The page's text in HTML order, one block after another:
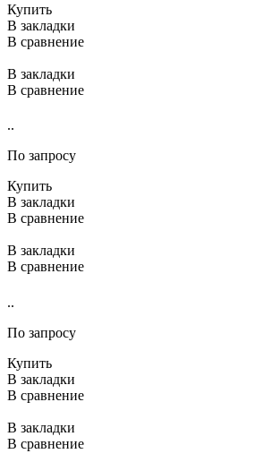
Купить
В закладки
В сравнение
В закладки
В сравнение
..
По запросу
Купить
В закладки
В сравнение
В закладки
В сравнение
..
По запросу
Купить
В закладки
В сравнение
В закладки
В сравнение